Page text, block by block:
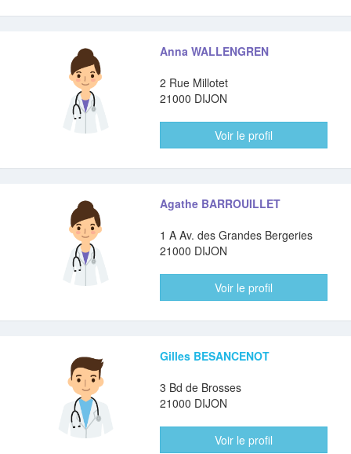
Anna WALLENGREN
2 Rue Millotet
21000 DIJON
Voir le profil
Agathe BARROUILLET
1 A Av. des Grandes Bergeries
21000 DIJON
Voir le profil
Gilles BESANCENOT
3 Bd de Brosses
21000 DIJON
Voir le profil